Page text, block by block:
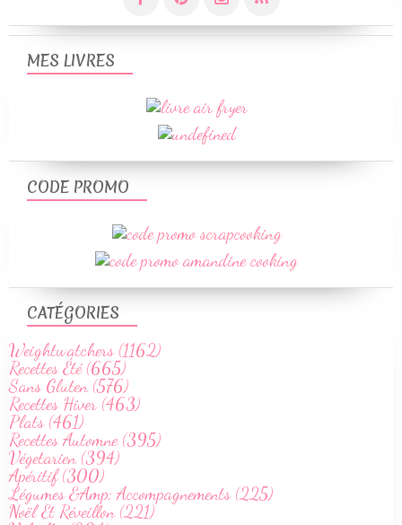
CATÉGORIES
Weightwatchers (1162)
Recettes Été (665)
Sans Gluten (576)
Recettes Hiver (463)
Plats (461)
Recettes Automne (395)
Végetarien (394)
Apéritif (300)
Légumes &Amp; Accompagnements (225)
Noël Et Réveillon (221)
MES LIVRES
CODE PROMO